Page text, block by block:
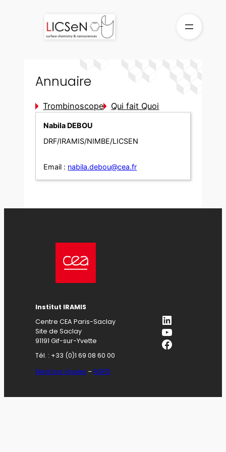
Annuaire
Trombinoscope Qui fait Quoi
Nabila DEBOU
DRF/IRAMIS/NIMBE/LICSEN
Email : nabila.debou@cea.fr
Institut IRAMIS
Centre CEA Paris-Saclay
Site de Saclay
91191 Gif-sur-Yvette
Tél. : +33 (0)1 69 08 60 00
Mentions légales – RGPD
LinkedIn
YouTube
Facebook